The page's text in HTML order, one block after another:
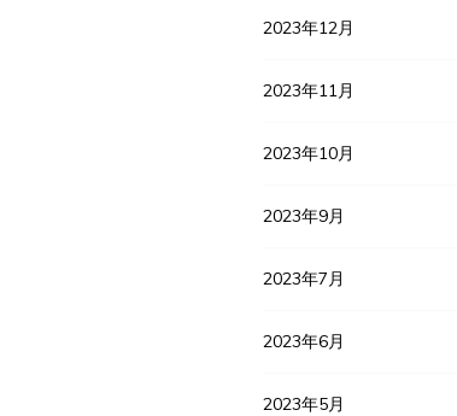
2023年12月
2023年11月
2023年10月
2023年9月
2023年7月
2023年6月
2023年5月